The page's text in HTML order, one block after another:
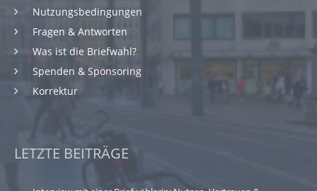
Nutzungsbedingungen
Fragen & Antworten
Was ist die Briefwahl?
Spenden & Sponsoring
Korrektur
LETZTE BEITRÄGE